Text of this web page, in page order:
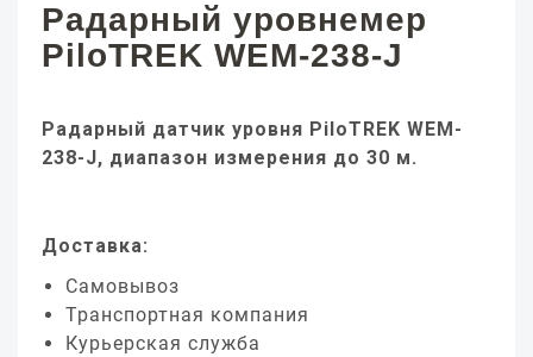
Радарный уровнемер
PiloTREK WEM-238-J
Радарный датчик уровня PiloTREK WEM-
238-J, диапазон измерения до 30 м.
Доставка:
Самовывоз
Транспортная компания
Курьерская служба